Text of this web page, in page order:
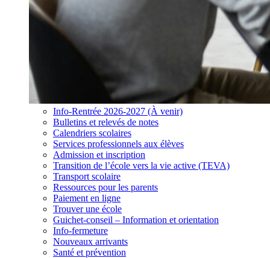
Info-Rentrée 2026-2027 (À venir)
Bulletins et relevés de notes
Calendriers scolaires
Services professionnels aux élèves
Admission et inscription
Transition de l’école vers la vie active (TEVA)
Transport scolaire
Ressources pour les parents
Paiement en ligne
Trouver une école
Guichet-conseil – Information et orientation
Info-fermeture
Nouveaux arrivants
Santé et prévention